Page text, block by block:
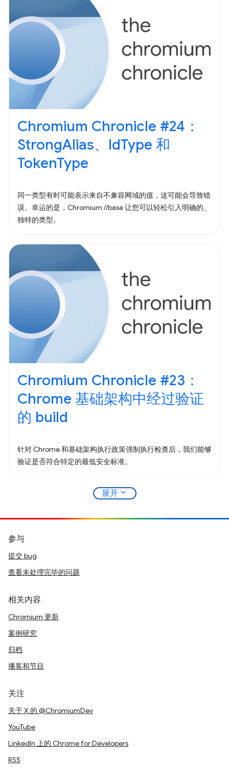
Chromium Chronicle #24：
StrongAlias、IdType 和
TokenType
同一类型有时可能表示来自不兼容网域的值，这可能会导致错
误。幸运的是，Chromium //base 让您可以轻松引入明确的、
独特的类型。
Chromium Chronicle #23：
Chrome 基础架构中经过验证
的 build
针对 Chrome 和基础架构执行政策强制执行检查后，我们能够
验证是否符合特定的最低安全标准。
展开 expand_more
参与
提交 bug
查看未处理完毕的问题
相关内容
Chromium 更新
案例研究
归档
播客和节目
关注
关于 X 的 @ChromiumDev
YouTube
LinkedIn 上的 Chrome for Developers
RSS